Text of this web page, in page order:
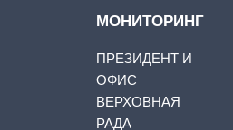
МОНИТОРИНГ
ПРЕЗИДЕНТ И
ОФИС
ВЕРХОВНАЯ
РАДА